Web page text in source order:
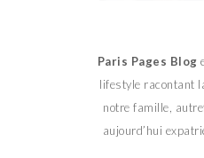
Paris Pages Blog
lifestyle racontant
notre famille,
aujourd’hui